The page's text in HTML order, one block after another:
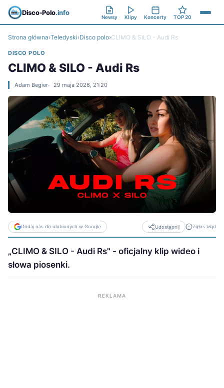
Disco-Polo.info
Newsy Klipy Koncerty TOP 20
Strona główna›Teledyski›Disco polo›CLIMO & SILO - Audi Rs
DISCO POLO
CLIMO & SILO - Audi Rs
Adam Begier 29 maja 2026, 21:20
Dodaj nas do ulubionych w Google Udostępnij Zgłoś błąd
„CLIMO & SILO - Audi Rs" - oficjalny klip wideo i
słowa piosenki.
REKLAMA